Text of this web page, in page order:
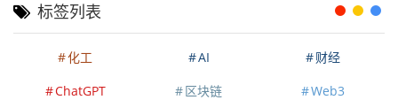
标签列表
化工 AI
财经
ChatGPT
区块链
Web3